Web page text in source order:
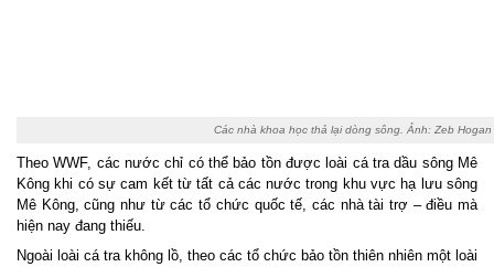
Các nhà khoa học thả lại dòng sông. Ảnh: Zeb Hogan
Theo WWF, các nước chỉ có thể bảo tồn được loài cá tra dầu sông Mê
Kông khi có sự cam kết từ tất cả các nước trong khu vực hạ lưu sông
Mê Kông, cũng như từ các tổ chức quốc tế, các nhà tài trợ – điều mà
hiện nay đang thiếu.
Ngoài loài cá tra không lồ, theo các tổ chức bảo tồn thiên nhiên một loài